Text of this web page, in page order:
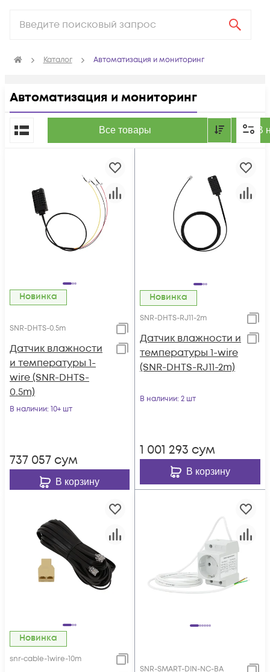
Каталог Автоматизация и мониторинг
Автоматизация и мониторинг
Все товары В
По популярности
Новинка
SNR-DHTS-0.5m
Датчик влажности
и температуры 1-
wire (SNR-DHTS-
0.5m)
В наличии: 10+ шт
737 057 сум
В корзину
Новинка
SNR-DHTS-RJ11-2m
Датчик влажности и
температуры 1-wire
(SNR-DHTS-RJ11-2m)
В наличии: 2 шт
1 001 293 сум
В корзину
Новинка
snr-cable-1wire-10m
SNR-SMART-DIN-NC-BA